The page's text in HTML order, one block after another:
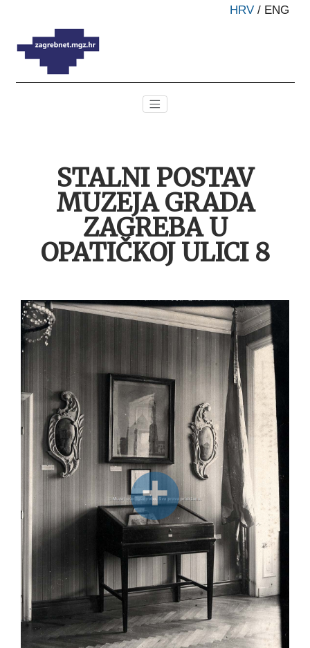
HRV / ENG
STALNI POSTAV
MUZEJA GRADA
ZAGREBA U
OPATIČKOJ ULICI 8